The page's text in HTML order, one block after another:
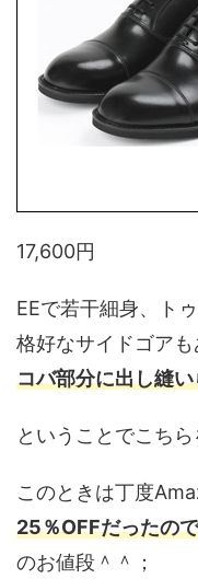
17,600円
EEで若干細身、ト
格好なサイドゴアも
コバ部分に出し縫
ということでこちら
このときは丁度
25％OFFだったの
のお値段＾＾；